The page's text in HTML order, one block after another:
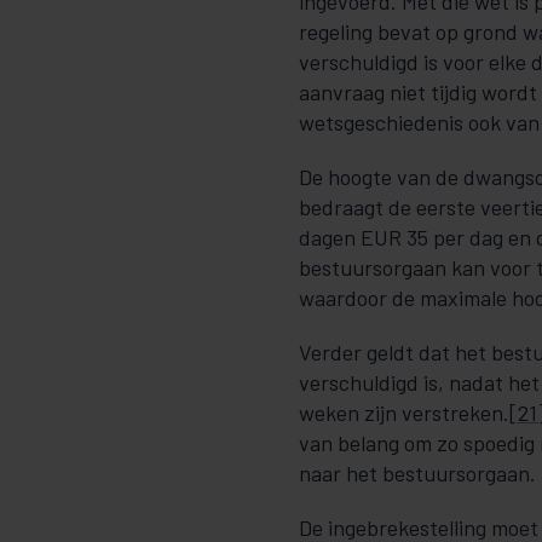
regeling bevat op grond
verschuldigd is voor elke
aanvraag niet tijdig wordt
wetsgeschiedenis ook
De hoogte van de
bedraagt de eerste
dagen EUR 35 per dag
bestuursorgaan kan voor
waardoor de maximale
Verder geldt dat het
verschuldigd is, nadat
weken zijn verstreken.
van belang om zo
naar het bestuursorgaan.
De ingebrekestelling